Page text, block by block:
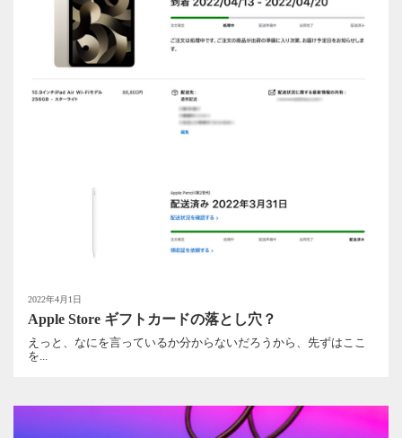
2022年4月1日
Apple Store ギフトカードの落とし穴？
えっと、なにを言っているか分からないだろうから、先ずはここ
を...